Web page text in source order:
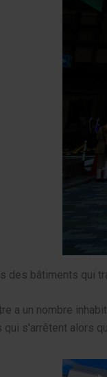
des bâtiments qui
a un nombre
qui s'arrêtent alors